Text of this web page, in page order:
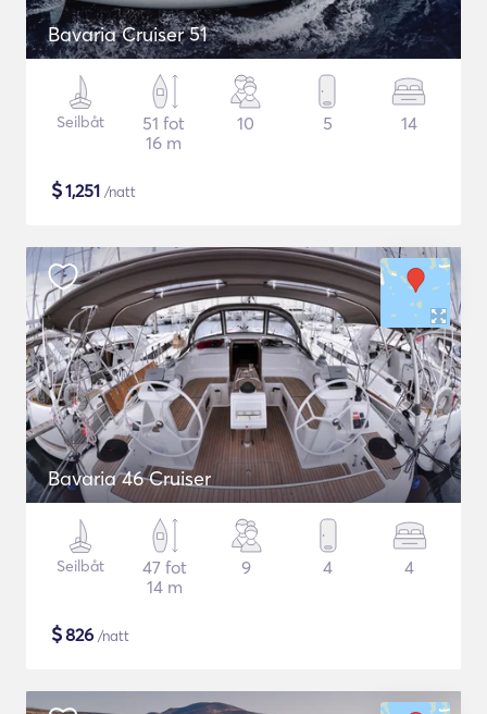
Bavaria Cruiser 51
Seilbåt
51 fot
16 m
10 5 14
$1,251 /natt
Bavaria 46 Cruiser
Seilbåt
47 fot
14 m
9 4 4
$826 /natt